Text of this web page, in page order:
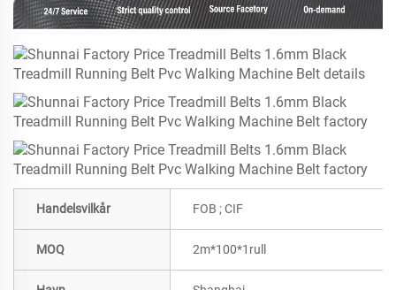
Handelsvilkår FOB ; CIF
MOQ 2m*100*1rull